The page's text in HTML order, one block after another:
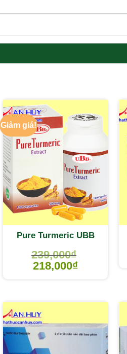
Giảm giá!
Pure Turmeric UBB
239,000₫
218,000₫